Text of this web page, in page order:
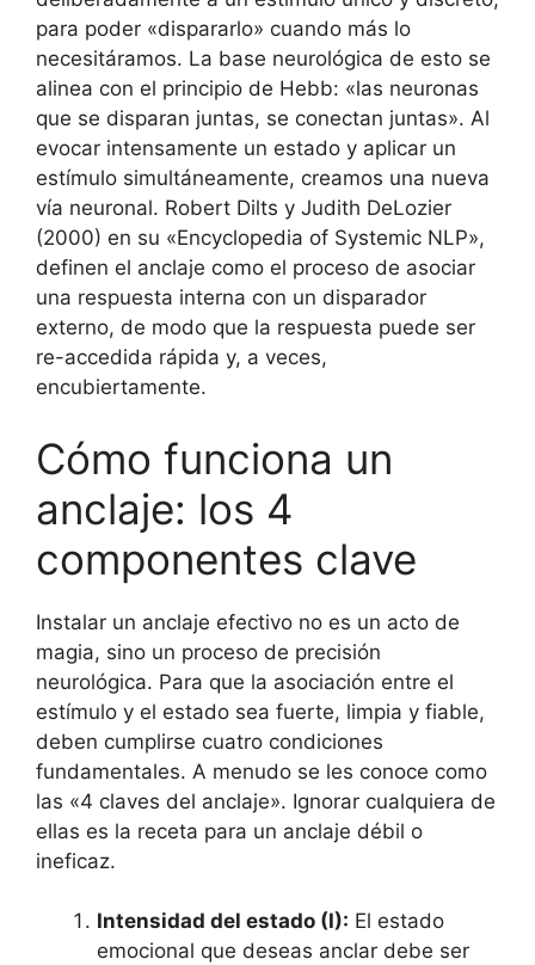
para poder «dispararlo» cuando más lo
necesitáramos. La base neurológica de esto se
alinea con el principio de Hebb: «las neuronas
que se disparan juntas, se conectan juntas». Al
evocar intensamente un estado y aplicar un
estímulo simultáneamente, creamos una nueva
vía neuronal. Robert Dilts y Judith DeLozier
(2000) en su «Encyclopedia of Systemic NLP»,
definen el anclaje como el proceso de asociar
una respuesta interna con un disparador
externo, de modo que la respuesta puede ser
re-accedida rápida y, a veces,
encubiertamente.
Cómo funciona un
anclaje: los 4
componentes clave
Instalar un anclaje efectivo no es un acto de
magia, sino un proceso de precisión
neurológica. Para que la asociación entre el
estímulo y el estado sea fuerte, limpia y fiable,
deben cumplirse cuatro condiciones
fundamentales. A menudo se les conoce como
las «4 claves del anclaje». Ignorar cualquiera de
ellas es la receta para un anclaje débil o
ineficaz.
Intensidad del estado (I): El estado
emocional que deseas anclar debe ser